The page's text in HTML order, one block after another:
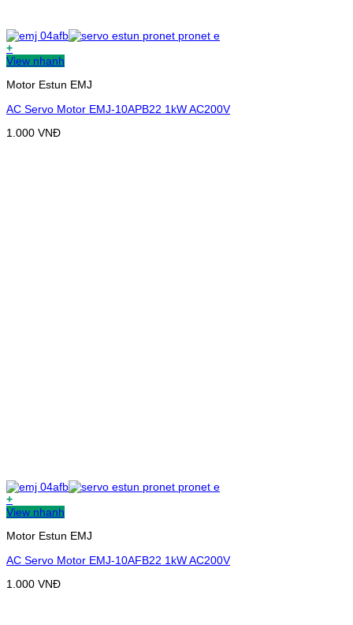
+
View nhanh
Motor Estun EMJ
AC Servo Motor EMJ-10APB22 1kW AC200V
1.000 VNĐ
+
View nhanh
Motor Estun EMJ
AC Servo Motor EMJ-10AFB22 1kW AC200V
1.000 VNĐ